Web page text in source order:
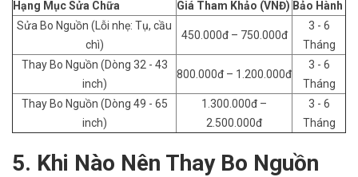
Hạng Mục Sửa Chữa Giá Tham Khảo (VNĐ) Bảo Hành
Sửa Bo Nguồn (Lỗi nhẹ: Tụ, cầu
chì)
450.000đ – 750.000đ
3 - 6
Tháng
Thay Bo Nguồn (Dòng 32 - 43
inch)
800.000đ – 1.200.000đ
3 - 6
Tháng
Thay Bo Nguồn (Dòng 49 - 65
inch)
1.300.000đ –
2.500.000đ
3 - 6
Tháng
5. Khi Nào Nên Thay Bo Nguồn